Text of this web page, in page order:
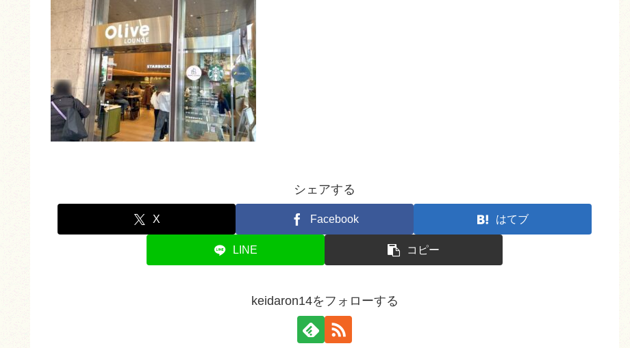
シェアする
X Facebook はてブ
LINE コピー
keidaron14をフォローする